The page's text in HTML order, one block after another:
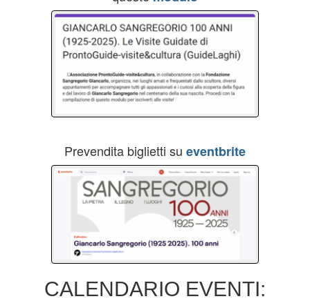
Prevendita biglietti su eventbrite
CALENDARIO EVENTI: